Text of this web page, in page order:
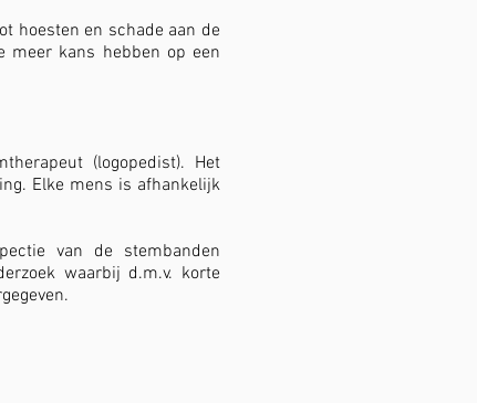
hoesten en schade aan de
meer kans hebben op een
(logopedist). Het
Elke mens is afhankelijk
van de stembanden
waarbij d.m.v. korte